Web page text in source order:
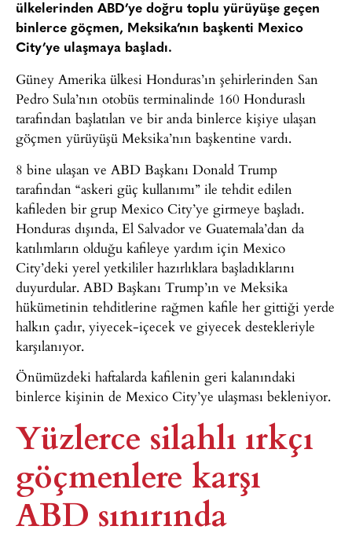
ülkelerinden ABD’ye doğru toplu yürüyüşe geçen
binlerce göçmen, Meksika’nın başkenti Mexico
City’ye ulaşmaya başladı.
Güney Amerika ülkesi Honduras’ın şehirlerinden San
Pedro Sula’nın otobüs terminalinde 160 Honduraslı
tarafından başlatılan ve bir anda binlerce kişiye ulaşan
göçmen yürüyüşü Meksika’nın başkentine vardı.
8 bine ulaşan ve ABD Başkanı Donald Trump
tarafından “askeri güç kullanımı” ile tehdit edilen
kafileden bir grup Mexico City’ye girmeye başladı.
Honduras dışında, El Salvador ve Guatemala’dan da
katılımların olduğu kafileye yardım için Mexico
City’deki yerel yetkililer hazırlıklara başladıklarını
duyurdular. ABD Başkanı Trump’ın ve Meksika
hükümetinin tehditlerine rağmen kafile her gittiği yerde
halkın çadır, yiyecek-içecek ve giyecek destekleriyle
karşılanıyor.
Önümüzdeki haftalarda kafilenin geri kalanındaki
binlerce kişinin de Mexico City’ye ulaşması bekleniyor.
Yüzlerce silahlı ırkçı
göçmenlere karşı
ABD sınırında